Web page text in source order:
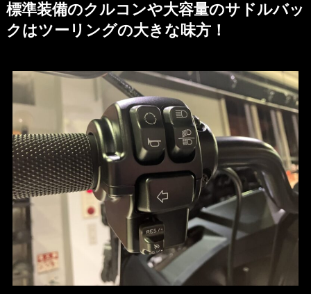
標準装備のクルコンや大容量のサドルバッ
クはツーリングの大きな味方！